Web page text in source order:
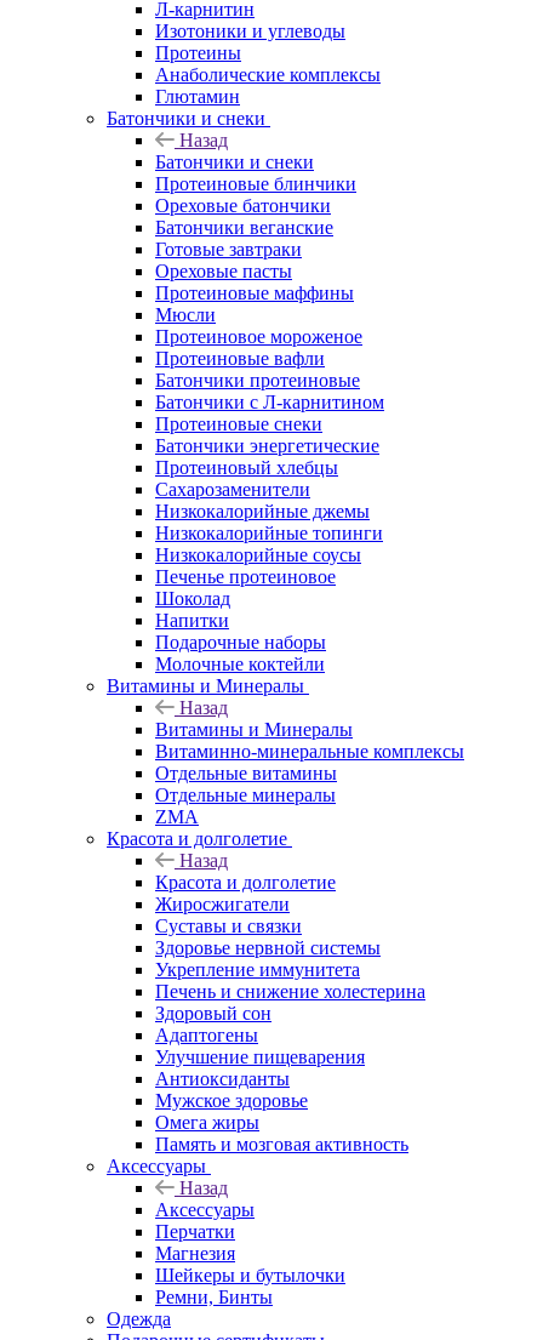
Л-карнитин
Изотоники и углеводы
Протеины
Анаболические комплексы
Глютамин
Батончики и снеки
Назад
Батончики и снеки
Протеиновые блинчики
Ореховые батончики
Батончики веганские
Готовые завтраки
Ореховые пасты
Протеиновые маффины
Мюсли
Протеиновое мороженое
Протеиновые вафли
Батончики протеиновые
Батончики с Л-карнитином
Протеиновые снеки
Батончики энергетические
Протеиновый хлебцы
Сахарозаменители
Низкокалорийные джемы
Низкокалорийные топинги
Низкокалорийные соусы
Печенье протеиновое
Шоколад
Напитки
Подарочные наборы
Молочные коктейли
Витамины и Минералы
Назад
Витамины и Минералы
Витаминно-минеральные комплексы
Отдельные витамины
Отдельные минералы
ZMA
Красота и долголетие
Назад
Красота и долголетие
Жиросжигатели
Суставы и связки
Здоровье нервной системы
Укрепление иммунитета
Печень и снижение холестерина
Здоровый сон
Адаптогены
Улучшение пищеварения
Антиоксиданты
Мужское здоровье
Омега жиры
Память и мозговая активность
Аксессуары
Назад
Аксессуары
Перчатки
Магнезия
Шейкеры и бутылочки
Ремни, Бинты
Одежда